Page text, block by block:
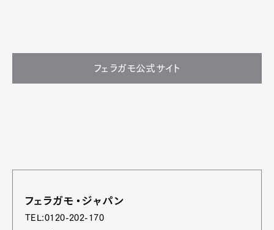
フェラガモ公式サイト
フェラガモ・ジャパン
TEL:0120-202-170